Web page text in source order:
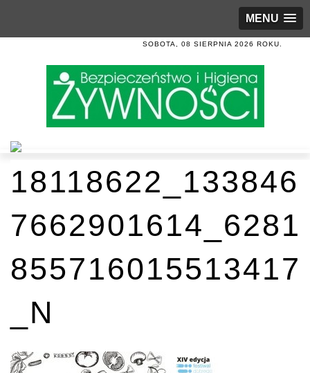
MENU
SOBOTA, 08 SIERPNIA 2026 ROKU.
18118622_133846
7662901614_6281
855716015513417
_N